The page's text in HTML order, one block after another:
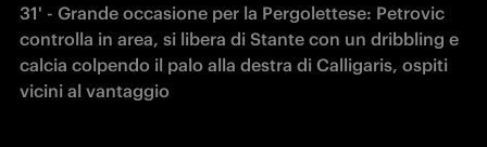
31' - Grande occasione per la Pergolettese: Petrovic
controlla in area, si libera di Stante con un dribbling e
calcia colpendo il palo alla destra di Calligaris, ospiti
vicini al vantaggio